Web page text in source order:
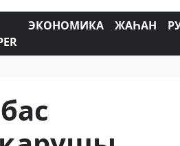
ЭКОНОМИКА ЖАҺАН